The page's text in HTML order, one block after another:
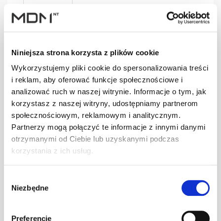
Niniejsza strona korzysta z plików cookie
Wykorzystujemy pliki cookie do spersonalizowania treści
i reklam, aby oferować funkcje społecznościowe i
analizować ruch w naszej witrynie. Informacje o tym, jak
korzystasz z naszej witryny, udostępniamy partnerom
społecznościowym, reklamowym i analitycznym.
Partnerzy mogą połączyć te informacje z innymi danymi
otrzymanymi od Ciebie lub uzyskanymi podczas
korzystania z ich usług.
zgody
Niezbędne
Preferencje
SGN004
grafitowy
szt
SGN004